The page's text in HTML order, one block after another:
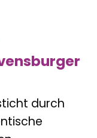
durch